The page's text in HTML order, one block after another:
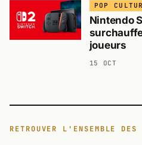
POP
Nintendo
joueurs
15 OCT
RETROUVER L'ENSEMBLE